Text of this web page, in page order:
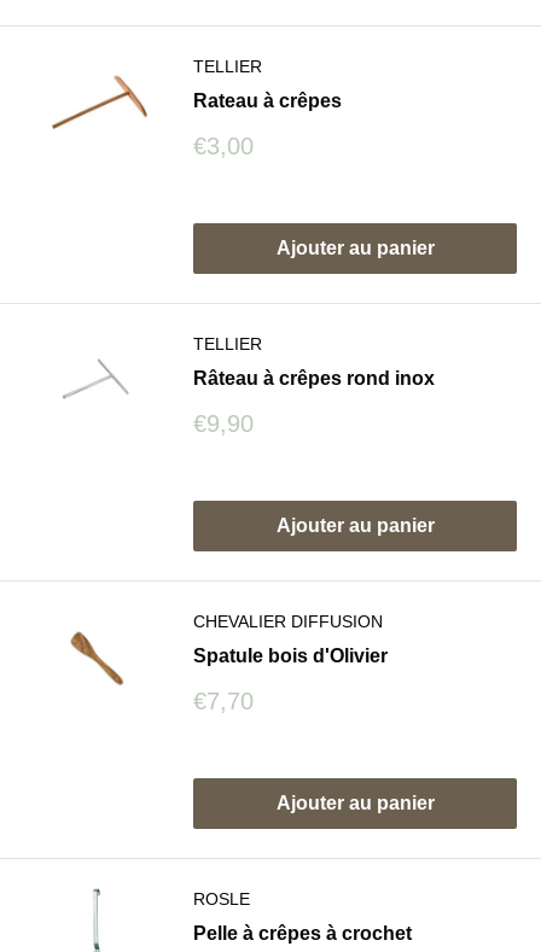
TELLIER
Rateau à crêpes
Prix
€3,00
Ajouter au panier
TELLIER
Râteau à crêpes rond inox
Prix
€9,90
Ajouter au panier
CHEVALIER DIFFUSION
Spatule bois d'Olivier
Prix
€7,70
Ajouter au panier
ROSLE
Pelle à crêpes à crochet